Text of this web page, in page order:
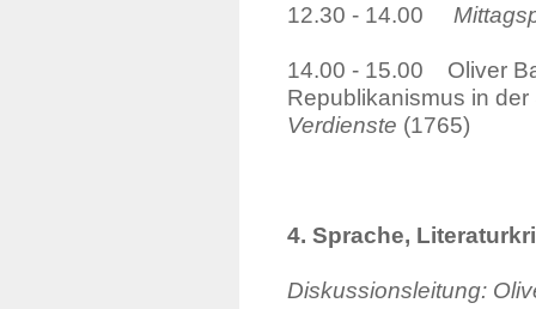
12.30 - 14.00
14.00 - 15.00 Oliver
Republikanismus in
Verdienste (1765)
4. Sprache,
Diskussionsleitung: